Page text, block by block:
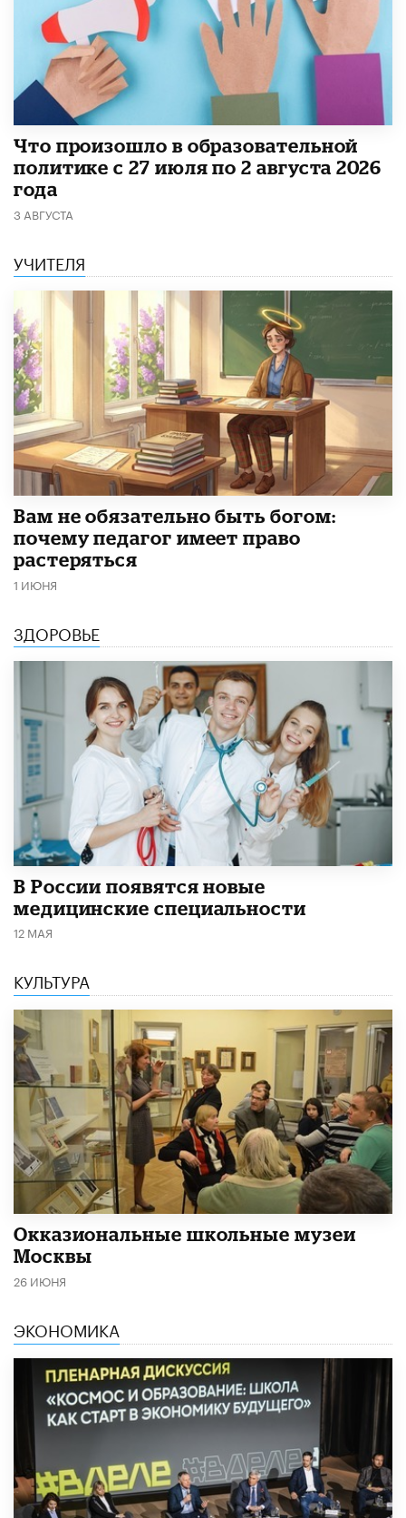
​Что произошло в образовательной
политике с 27 июля по 2 августа 2026
года
3 АВГУСТА
УЧИТЕЛЯ
​Вам не обязательно быть богом:
почему педагог имеет право
растеряться
1 ИЮНЯ
ЗДОРОВЬЕ
В России появятся новые
медицинские специальности
12 МАЯ
КУЛЬТУРА
​Окказиональные школьные музеи
Москвы
26 ИЮНЯ
ЭКОНОМИКА